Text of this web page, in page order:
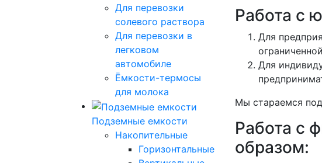
Для перевозки
солевого раствора
Для перевозки в
легковом
автомобиле
Ёмкости-термосы
для молока
Подземные емкости
Накопительные
Горизонтальные
Работа с
Для
Для
Мы стараемся
Работа с
образом: